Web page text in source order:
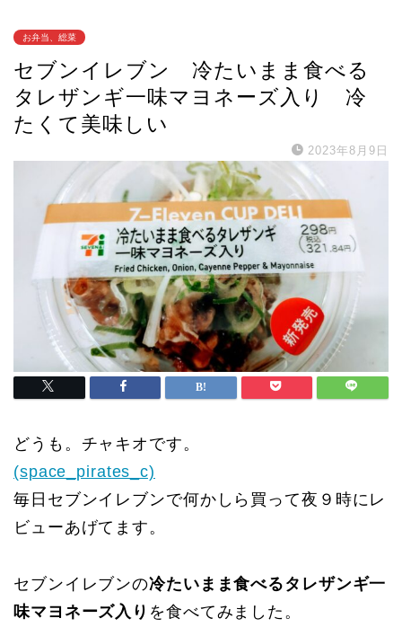
お弁当、総菜
セブンイレブン 冷たいまま食べる
タレザンギ一味マヨネーズ入り 冷
たくて美味しい
2023年8月9日
どうも。チャキオです。
(space_pirates_c)
毎日セブンイレブンで何かしら買って夜９時にレ
ビューあげてます。
セブンイレブンの冷たいまま食べるタレザンギ一
味マヨネーズ入り を食べてみました。